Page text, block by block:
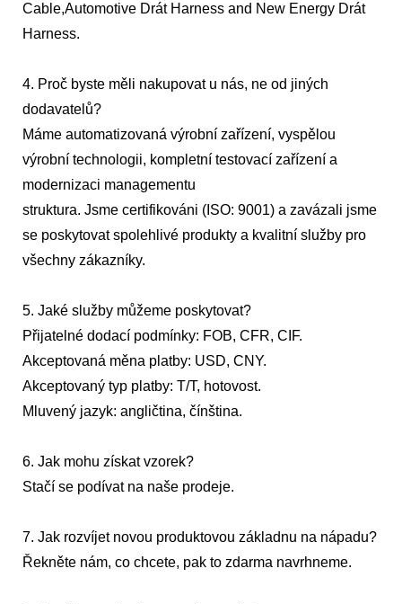
Cable,Automotive Drát Harness and New Energy Drát
Harness.
4. Proč byste měli nakupovat u nás, ne od jiných
dodavatelů?
Máme automatizovaná výrobní zařízení, vyspělou
výrobní technologii, kompletní testovací zařízení a
modernizaci managementu
struktura. Jsme certifikováni (ISO: 9001) a zavázali jsme
se poskytovat spolehlivé produkty a kvalitní služby pro
všechny zákazníky.
5. Jaké služby můžeme poskytovat?
Přijatelné dodací podmínky: FOB, CFR, CIF.
Akceptovaná měna platby: USD, CNY.
Akceptovaný typ platby: T/T, hotovost.
Mluvený jazyk: angličtina, čínština.
6. Jak mohu získat vzorek?
Stačí se podívat na naše prodeje.
7. Jak rozvíjet novou produktovou základnu na nápadu?
Řekněte nám, co chcete, pak to zdarma navrhneme.